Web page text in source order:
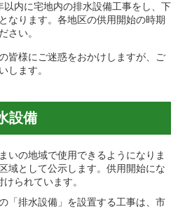
内に宅地内の排水設備工事をし、下
なります。各地区の供用開始の時期
さい。
皆様にご迷惑をおかけしますが、ご
します。
設備
いの地域で使用できるようになりま
域として公示します。供用開始にな
られています。
「排水設備」を設置する工事は、市